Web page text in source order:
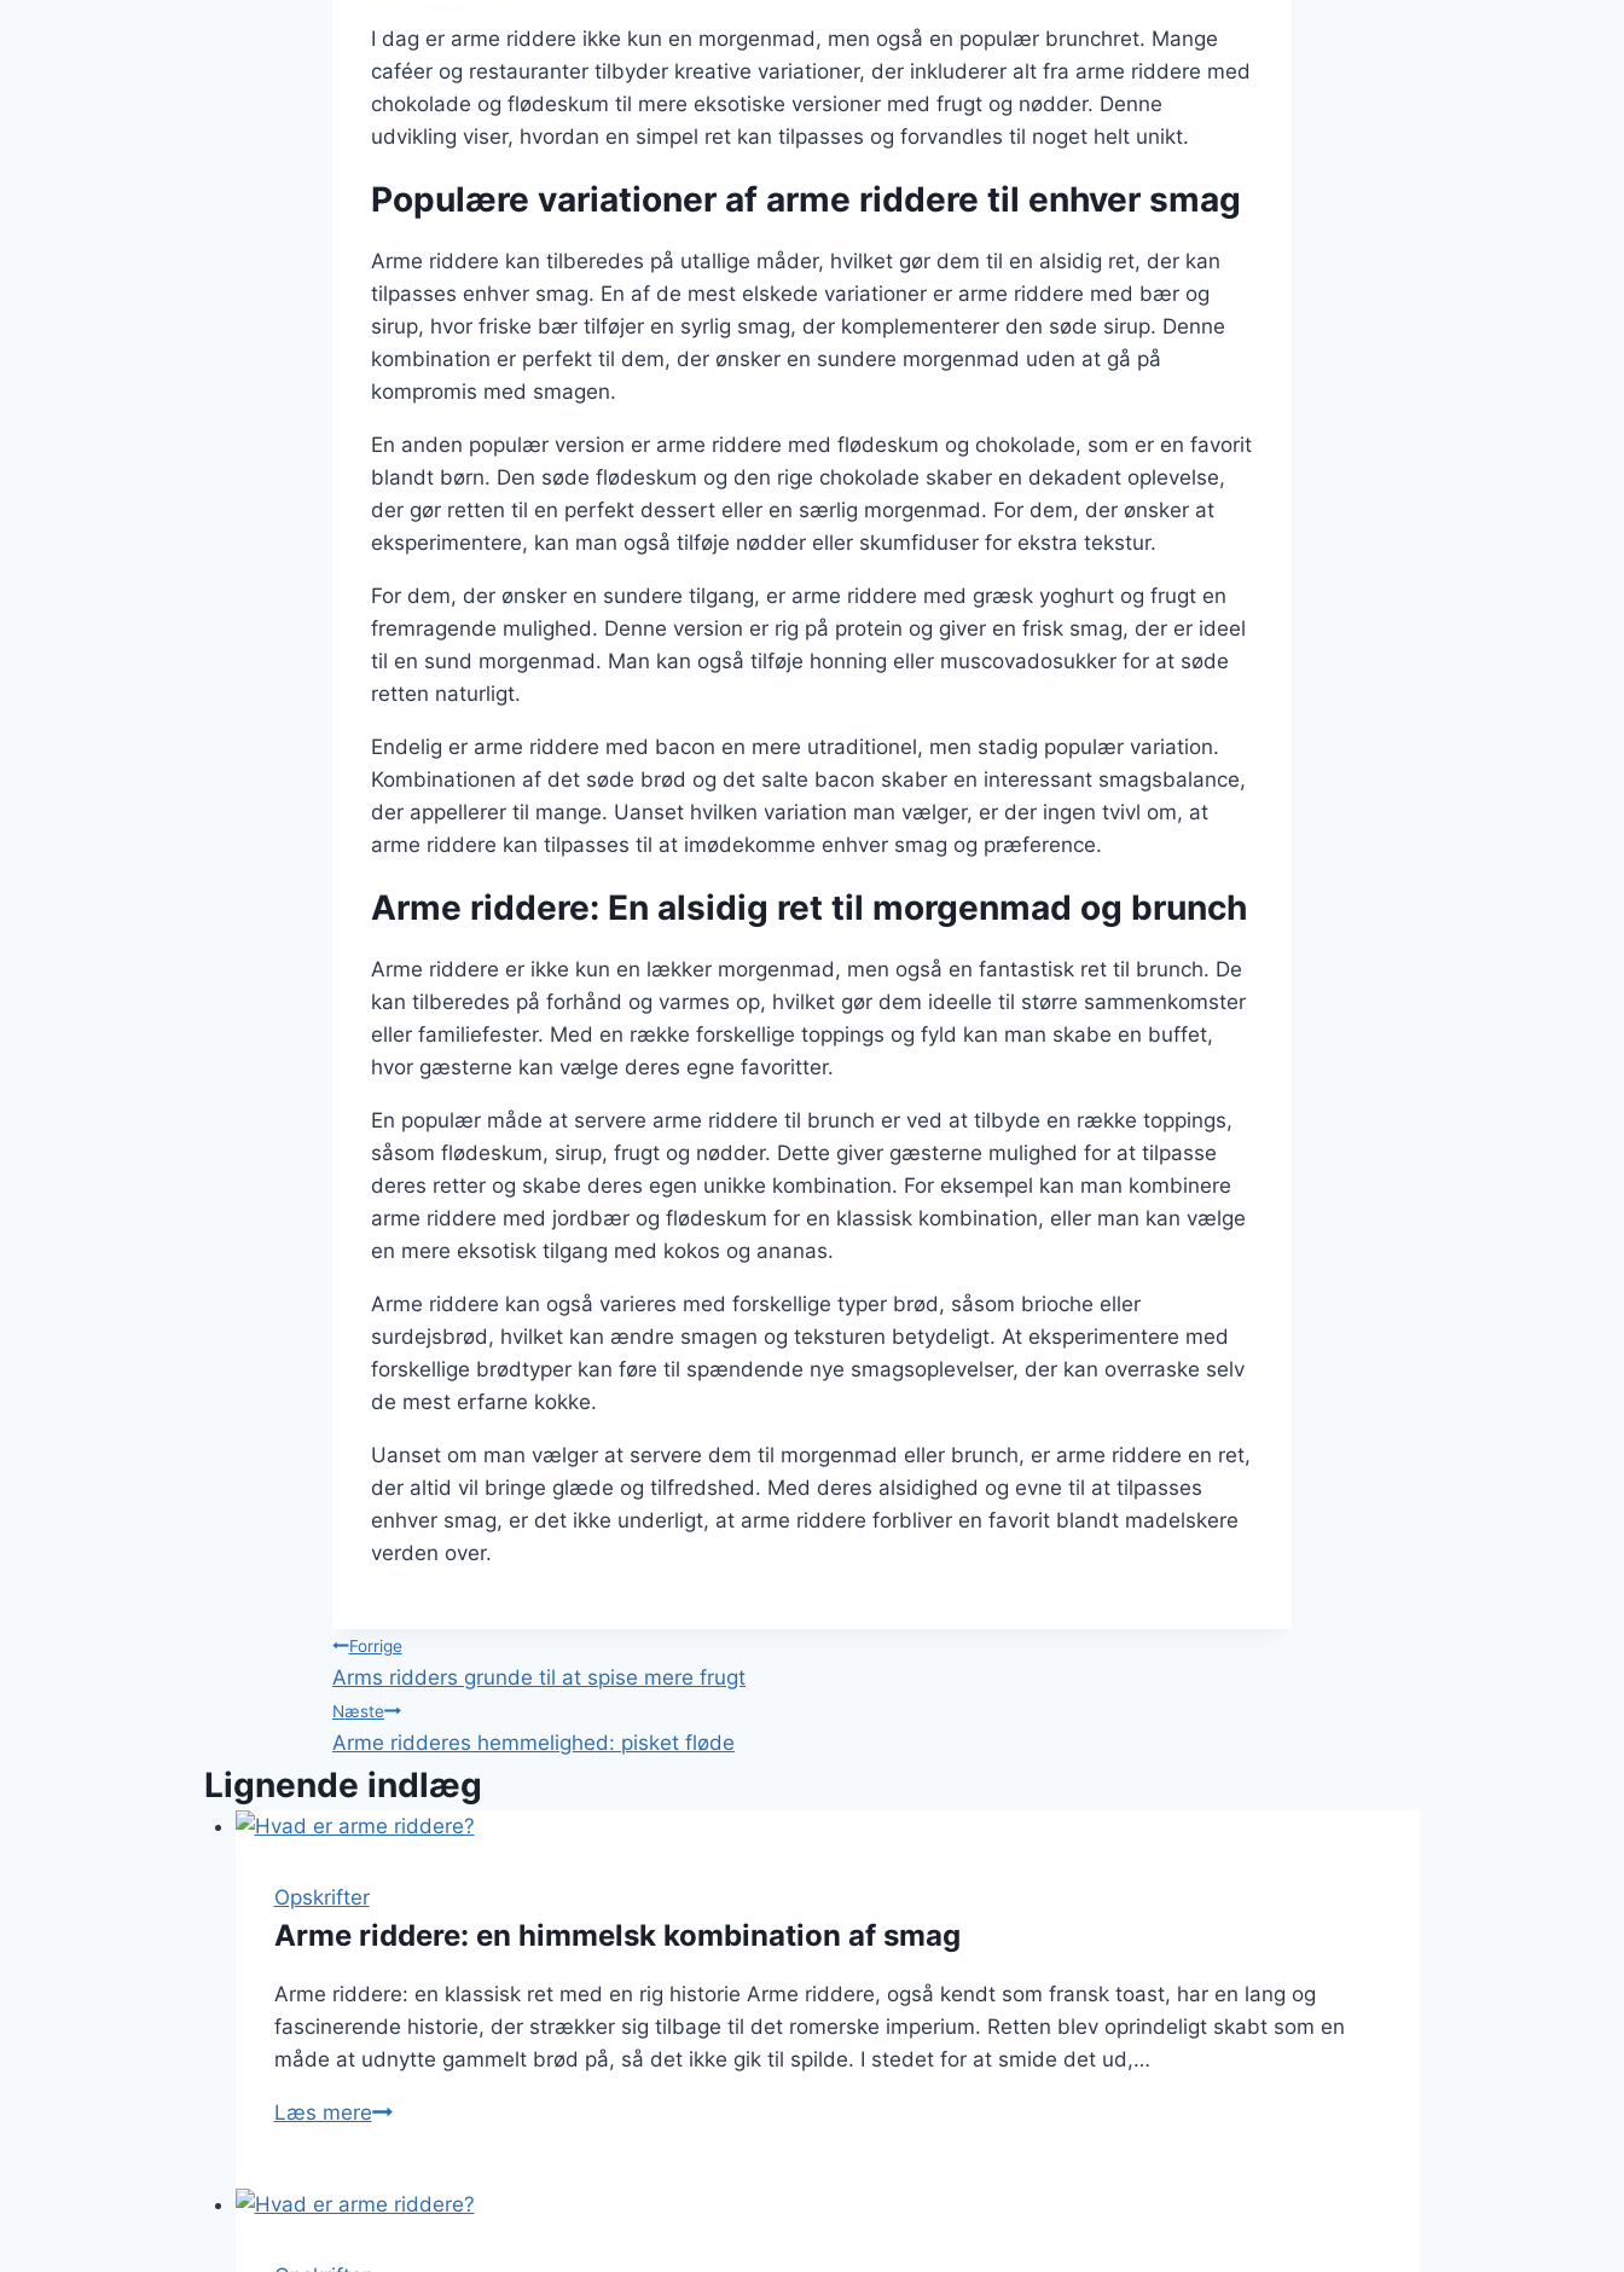
I dag er arme riddere ikke kun en morgenmad, men også en populær brunchret. Mange
caféer og restauranter tilbyder kreative variationer, der inkluderer alt fra arme riddere med
chokolade og flødeskum til mere eksotiske versioner med frugt og nødder. Denne
udvikling viser, hvordan en simpel ret kan tilpasses og forvandles til noget helt unikt.
Populære variationer af arme riddere til enhver smag
Arme riddere kan tilberedes på utallige måder, hvilket gør dem til en alsidig ret, der kan
tilpasses enhver smag. En af de mest elskede variationer er arme riddere med bær og
sirup, hvor friske bær tilføjer en syrlig smag, der komplementerer den søde sirup. Denne
kombination er perfekt til dem, der ønsker en sundere morgenmad uden at gå på
kompromis med smagen.
En anden populær version er arme riddere med flødeskum og chokolade, som er en favorit
blandt børn. Den søde flødeskum og den rige chokolade skaber en dekadent oplevelse,
der gør retten til en perfekt dessert eller en særlig morgenmad. For dem, der ønsker at
eksperimentere, kan man også tilføje nødder eller skumfiduser for ekstra tekstur.
For dem, der ønsker en sundere tilgang, er arme riddere med græsk yoghurt og frugt en
fremragende mulighed. Denne version er rig på protein og giver en frisk smag, der er ideel
til en sund morgenmad. Man kan også tilføje honning eller muscovadosukker for at søde
retten naturligt.
Endelig er arme riddere med bacon en mere utraditionel, men stadig populær variation.
Kombinationen af det søde brød og det salte bacon skaber en interessant smagsbalance,
der appellerer til mange. Uanset hvilken variation man vælger, er der ingen tvivl om, at
arme riddere kan tilpasses til at imødekomme enhver smag og præference.
Arme riddere: En alsidig ret til morgenmad og brunch
Arme riddere er ikke kun en lækker morgenmad, men også en fantastisk ret til brunch. De
kan tilberedes på forhånd og varmes op, hvilket gør dem ideelle til større sammenkomster
eller familiefester. Med en række forskellige toppings og fyld kan man skabe en buffet,
hvor gæsterne kan vælge deres egne favoritter.
En populær måde at servere arme riddere til brunch er ved at tilbyde en række toppings,
såsom flødeskum, sirup, frugt og nødder. Dette giver gæsterne mulighed for at tilpasse
deres retter og skabe deres egen unikke kombination. For eksempel kan man kombinere
arme riddere med jordbær og flødeskum for en klassisk kombination, eller man kan vælge
en mere eksotisk tilgang med kokos og ananas.
Arme riddere kan også varieres med forskellige typer brød, såsom brioche eller
surdejsbrød, hvilket kan ændre smagen og teksturen betydeligt. At eksperimentere med
forskellige brødtyper kan føre til spændende nye smagsoplevelser, der kan overraske selv
de mest erfarne kokke.
Uanset om man vælger at servere dem til morgenmad eller brunch, er arme riddere en ret,
der altid vil bringe glæde og tilfredshed. Med deres alsidighed og evne til at tilpasses
enhver smag, er det ikke underligt, at arme riddere forbliver en favorit blandt madelskere
verden over.
Indlægsnavigation
Forrige
Arms ridders grunde til at spise mere frugt
Næste
Arme ridderes hemmelighed: pisket fløde
Lignende indlæg
Opskrifter
Arme riddere: en himmelsk kombination af smag
Arme riddere: en klassisk ret med en rig historie Arme riddere, også kendt som fransk toast, har en lang og
fascinerende historie, der strækker sig tilbage til det romerske imperium. Retten blev oprindeligt skabt som en
måde at udnytte gammelt brød på, så det ikke gik til spilde. I stedet for at smide det ud,…
Læs mereArme
himmelsk